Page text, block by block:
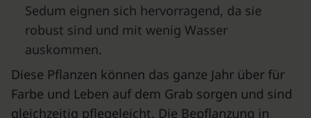
Sedum eignen sich hervorragend, da sie
robust sind und mit wenig Wasser
auskommen.
Diese Pflanzen können das ganze Jahr über für
Farbe und Leben auf dem Grab sorgen und sind
gleichzeitig pflegeleicht. Die Bepflanzung in